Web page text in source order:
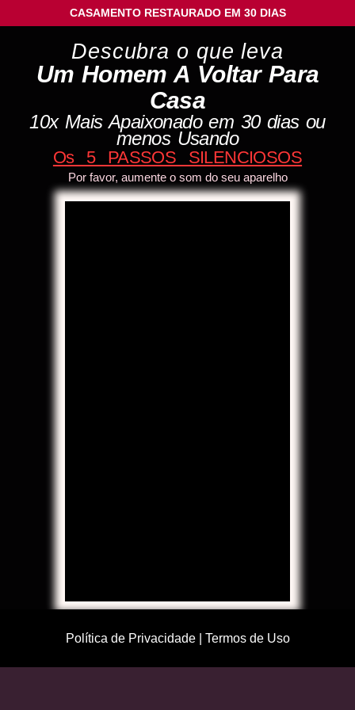
CASAMENTO RESTAURADO EM 30 DIAS
Descubra o que leva
Um Homem A Voltar Para
Casa
10x Mais Apaixonado em 30 dias ou
menos Usando
Os 5 PASSOS SILENCIOSOS
Por favor, aumente o som do seu aparelho
Política de Privacidade| Termos de Uso